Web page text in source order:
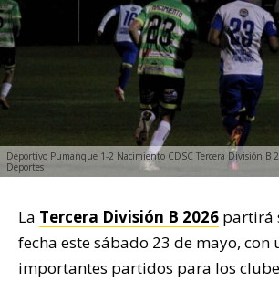
Deportivo Pumanque 1-2 Nacimiento CDSC Tercera División B
Deportes
La Tercera División B 2026 partirá
fecha este sábado 23 de mayo, con
importantes partidos para los